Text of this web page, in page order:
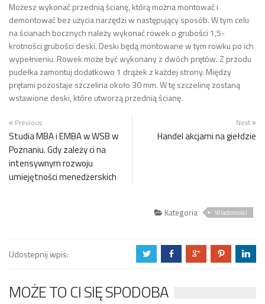
Możesz wykonać przednią ścianę, którą można montować i
demontować bez użycia narzędzi w następujący sposób. W tym celu
na ścianach bocznych należy wykonać rowek o grubości 1,5-
krotności grubości deski. Deski będą montowane w tym rowku po ich
wypełnieniu. Rowek może być wykonany z dwóch prętów. Z przodu
pudełka zamontuj dodatkowo 1 drążek z każdej strony. Między
prętami pozostaje szczelina około 30 mm. W tę szczelinę zostaną
wstawione deski, które utworzą przednią ścianę.
Previous
Studia MBA i EMBA w WSB w
Poznaniu. Gdy zależy ci na
intensywnym rozwoju
umiejętności menedżerskich
Next
Handel akcjami na giełdzie
Kategoria Wiadomości
Udostepnij wpis: a b c d j
MOŻE TO CI SIĘ SPODOBA